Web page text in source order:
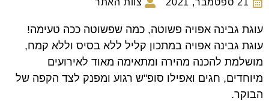
עוגת גבינה אפויה פשוטה, כמה שפשוטה ככה טעימה!
עוגת גבינה אפויה במתכון קליל ללא בסיס וללא קמח,
מושלמת להכנה מהירה ומתאימה מאוד לאירועים
מיוחדים, חגים ואפילו סופ"ש רגוע ומפנק לצד הקפה של
הבוקר.